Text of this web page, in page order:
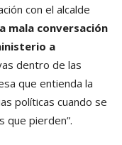
con el alcalde
mala conversación
a
dentro de las
que entienda la
políticas cuando se
que pierden”.